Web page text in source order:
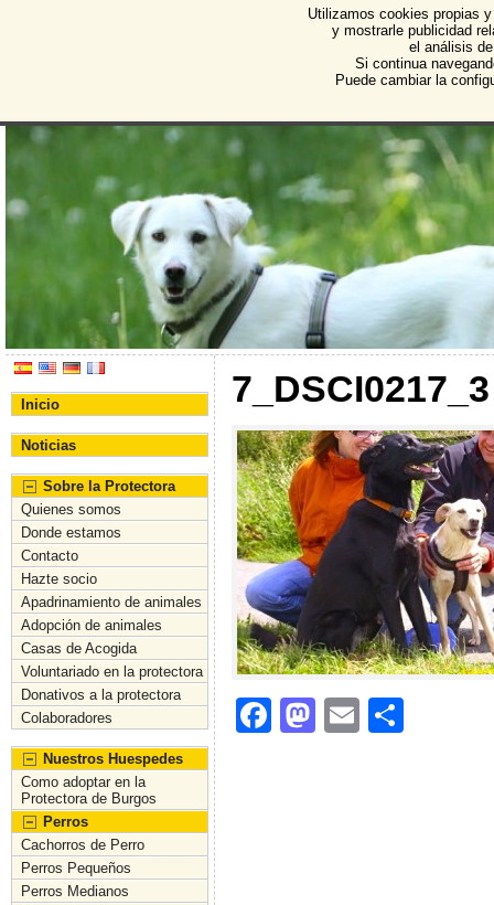
Protectora de Animales
Asociación Protectora de Animales y Plantas de
Inicio
Noticias
Sobre la Protectora
Quienes somos
Donde estamos
Contacto
Hazte socio
Apadrinamiento de animales
Adopción de animales
Casas de Acogida
Voluntariado en la protectora
Donativos a la protectora
Colaboradores
Nuestros Huespedes
Como adoptar en la
Protectora de Burgos
Perros
Cachorros de Perro
Perros Pequeños
Perros Medianos
7_DSCI0217_3
F
M
E
Utilizamos cookies propias
y mostrarle publicidad
el análisis
Si continua
Puede cambiar la